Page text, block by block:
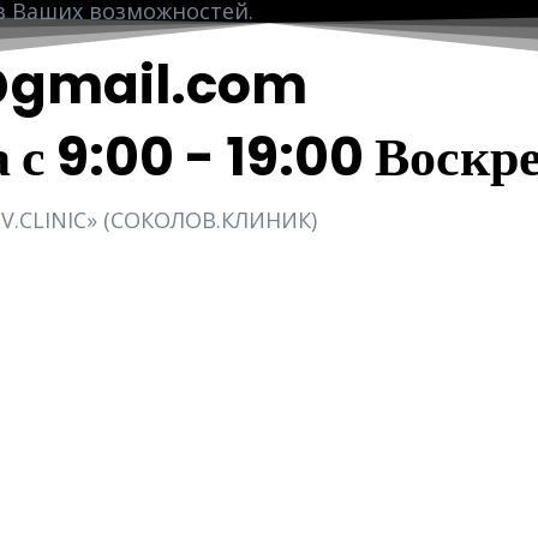
Ваших возможностей.
с 9:00 - 19:00
(СОКОЛОВ.КЛИНИК)